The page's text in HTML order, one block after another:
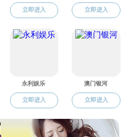
专家组成